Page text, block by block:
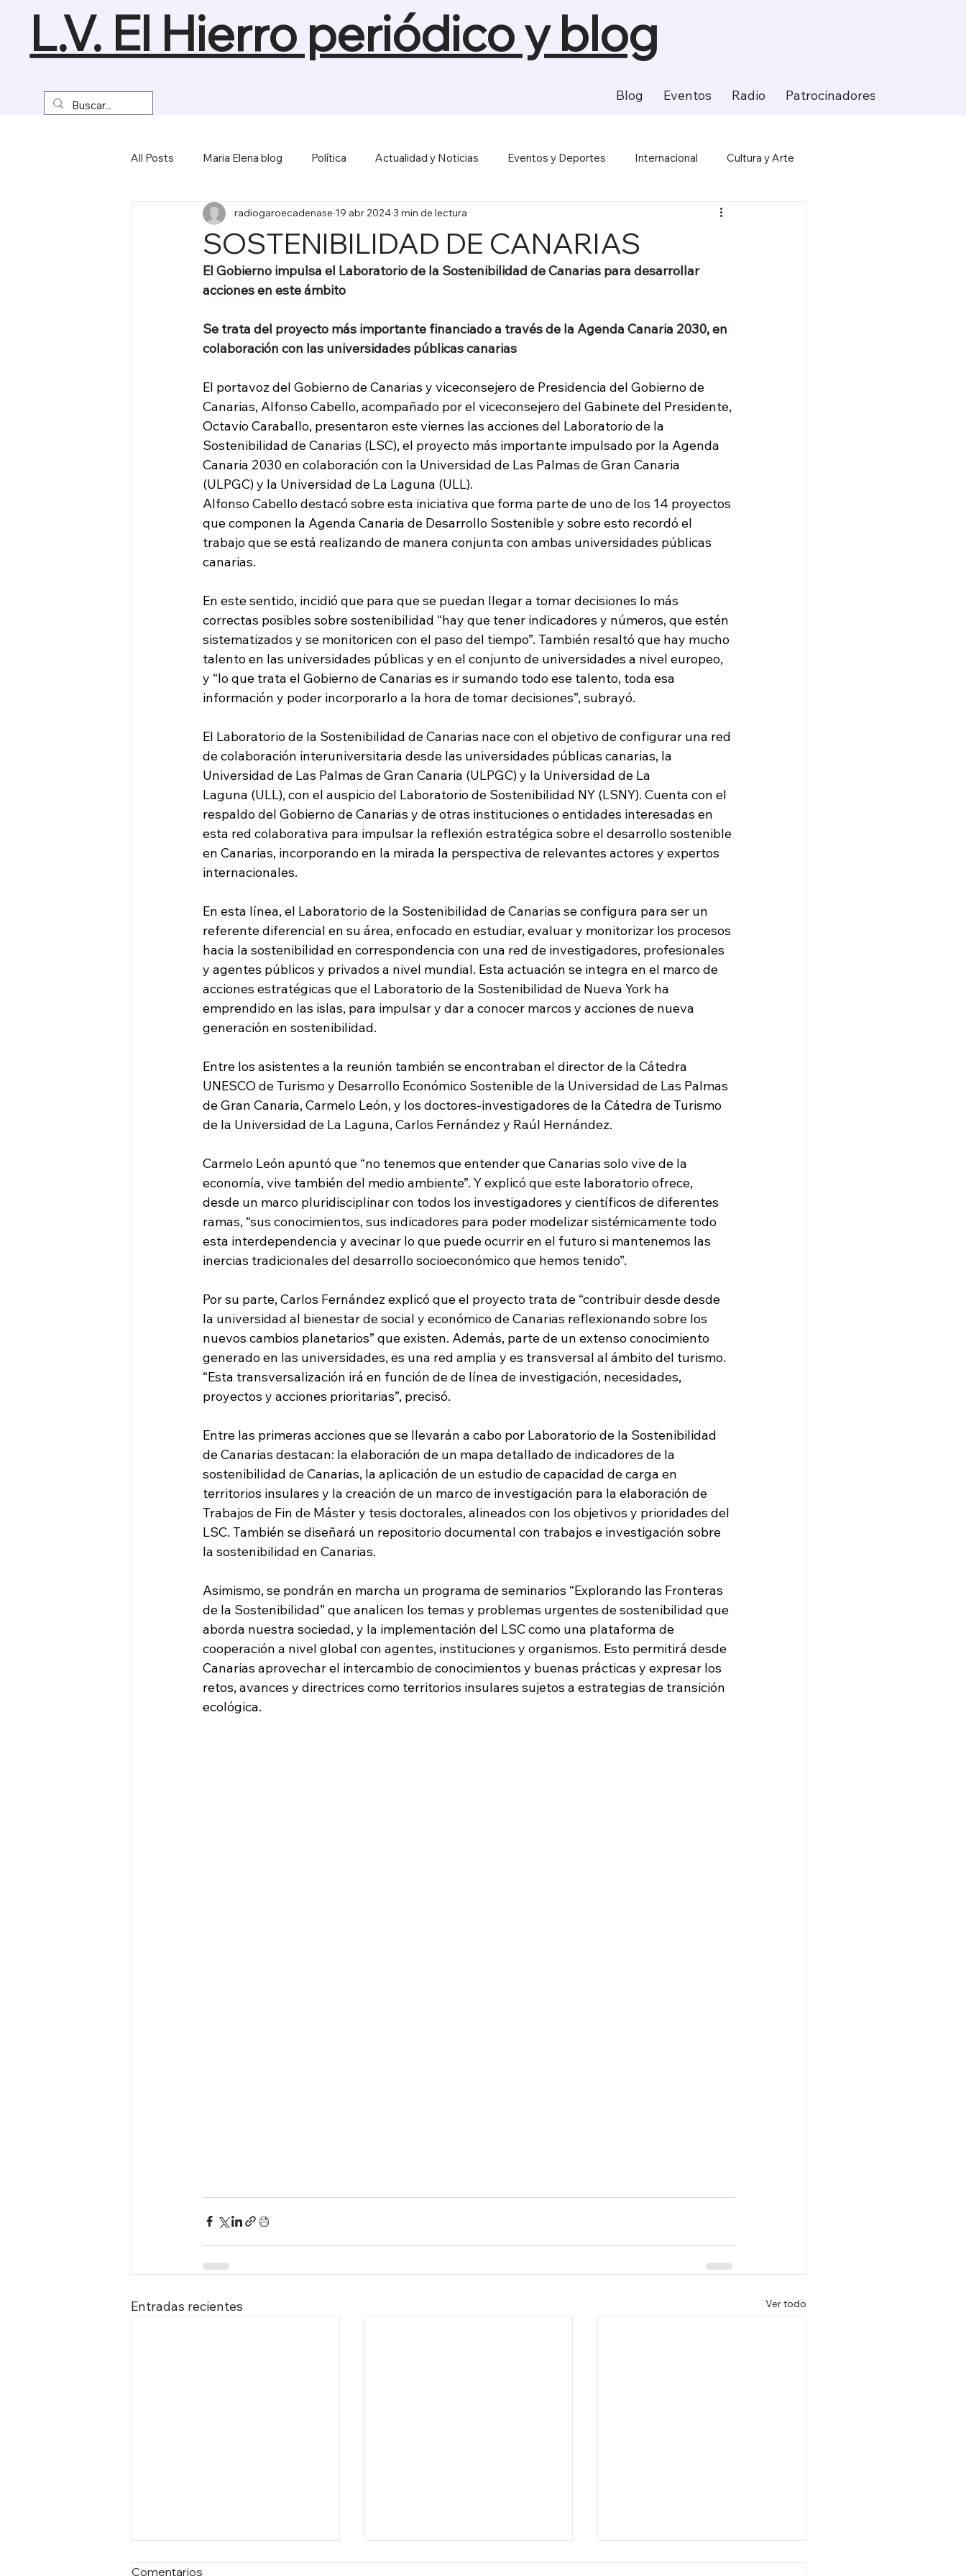
Blog Eventos Radio Patrocinadores
L.V. El Hierro periódico y blog
All Posts Maria Elena blog Política Actualidad y Noticias Eventos y Deportes Internacional Cultura y Arte
Turismo y Naturaleza Empresas y Economía Salud y Bienestar Ciencia y Tecnología
Miscelánea
SOSTENIBILIDAD DE CANARIAS
radiogaroecadenase 19 abr 20243 min de lectura
El Gobierno impulsa el Laboratorio de la Sostenibilidad de Canarias para desarrollar
acciones en este ámbito
Se trata del proyecto más importante financiado a través de la Agenda Canaria 2030, en
colaboración con las universidades públicas canarias
El portavoz del Gobierno de Canarias y viceconsejero de Presidencia del Gobierno de
Canarias, Alfonso Cabello, acompañado por el viceconsejero del Gabinete del Presidente,
Octavio Caraballo, presentaron este viernes las acciones del Laboratorio de la
Sostenibilidad de Canarias (LSC), el proyecto más importante impulsado por la Agenda
Canaria 2030 en colaboración con la Universidad de Las Palmas de Gran Canaria
(ULPGC) y la Universidad de La Laguna (ULL).
Alfonso Cabello destacó sobre esta iniciativa que forma parte de uno de los 14 proyectos
que componen la Agenda Canaria de Desarrollo Sostenible y sobre esto recordó el
trabajo que se está realizando de manera conjunta con ambas universidades públicas
canarias.
En este sentido, incidió que para que se puedan llegar a tomar decisiones lo más
correctas posibles sobre sostenibilidad “hay que tener indicadores y números, que estén
sistematizados y se monitoricen con el paso del tiempo”. También resaltó que hay mucho
talento en las universidades públicas y en el conjunto de universidades a nivel europeo,
y “lo que trata el Gobierno de Canarias es ir sumando todo ese talento, toda esa
información y poder incorporarlo a la hora de tomar decisiones”, subrayó.
El Laboratorio de la Sostenibilidad de Canarias nace con el objetivo de configurar una red
de colaboración interuniversitaria desde las universidades públicas canarias, la
Universidad de Las Palmas de Gran Canaria (ULPGC) y la Universidad de La
Laguna (ULL), con el auspicio del Laboratorio de Sostenibilidad NY (LSNY). Cuenta con el
respaldo del Gobierno de Canarias y de otras instituciones o entidades interesadas en
esta red colaborativa para impulsar la reflexión estratégica sobre el desarrollo sostenible
en Canarias, incorporando en la mirada la perspectiva de relevantes actores y expertos
internacionales.
En esta línea, el Laboratorio de la Sostenibilidad de Canarias se configura para ser un
referente diferencial en su área, enfocado en estudiar, evaluar y monitorizar los procesos
hacia la sostenibilidad en correspondencia con una red de investigadores, profesionales
y agentes públicos y privados a nivel mundial. Esta actuación se integra en el marco de
acciones estratégicas que el Laboratorio de la Sostenibilidad de Nueva York ha
emprendido en las islas, para impulsar y dar a conocer marcos y acciones de nueva
generación en sostenibilidad.
Entre los asistentes a la reunión también se encontraban el director de la Cátedra
UNESCO de Turismo y Desarrollo Económico Sostenible de la Universidad de Las Palmas
de Gran Canaria, Carmelo León, y los doctores-investigadores de la Cátedra de Turismo
de la Universidad de La Laguna, Carlos Fernández y Raúl Hernández.
Carmelo León apuntó que “no tenemos que entender que Canarias solo vive de la
economía, vive también del medio ambiente”. Y explicó que este laboratorio ofrece,
desde un marco pluridisciplinar con todos los investigadores y científicos de diferentes
ramas, “sus conocimientos, sus indicadores para poder modelizar sistémicamente todo
esta interdependencia y avecinar lo que puede ocurrir en el futuro si mantenemos las
inercias tradicionales del desarrollo socioeconómico que hemos tenido”.
Por su parte, Carlos Fernández explicó que el proyecto trata de “contribuir desde desde
la universidad al bienestar de social y económico de Canarias reflexionando sobre los
nuevos cambios planetarios” que existen. Además, parte de un extenso conocimiento
generado en las universidades, es una red amplia y es transversal al ámbito del turismo.
“Esta transversalización irá en función de de línea de investigación, necesidades,
proyectos y acciones prioritarias”, precisó.
Entre las primeras acciones que se llevarán a cabo por Laboratorio de la Sostenibilidad
de Canarias destacan: la elaboración de un mapa detallado de indicadores de la
sostenibilidad de Canarias, la aplicación de un estudio de capacidad de carga en
territorios insulares y la creación de un marco de investigación para la elaboración de
Trabajos de Fin de Máster y tesis doctorales, alineados con los objetivos y prioridades del
LSC. También se diseñará un repositorio documental con trabajos e investigación sobre
la sostenibilidad en Canarias.
Asimismo, se pondrán en marcha un programa de seminarios “Explorando las Fronteras
de la Sostenibilidad” que analicen los temas y problemas urgentes de sostenibilidad que
aborda nuestra sociedad, y la implementación del LSC como una plataforma de
cooperación a nivel global con agentes, instituciones y organismos. Esto permitirá desde
Canarias aprovechar el intercambio de conocimientos y buenas prácticas y expresar los
retos, avances y directrices como territorios insulares sujetos a estrategias de transición
ecológica.
Entradas recientes Ver todo
Comentarios